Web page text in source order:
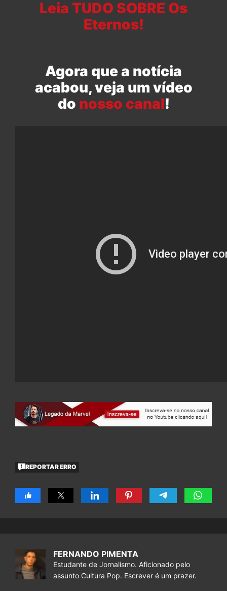
Leia TUDO SOBRE Os
Eternos!
Agora que a notícia
acabou, veja um vídeo
do nosso canal!
REPORTAR ERRO
FERNANDO PIMENTA
Estudante de Jornalismo. Aficionado pelo
assunto Cultura Pop. Escrever é um prazer.